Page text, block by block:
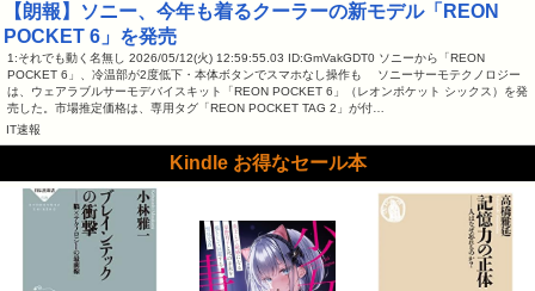
【朗報】ソニー、今年も着るクーラーの新モデル「REON
POCKET 6」を発売
1:それでも動く名無し 2026/05/12(火) 12:59:55.03 ID:GmVakGDT0 ソニーから「REON
POCKET 6」、冷温部が2度低下・本体ボタンでスマホなし操作も ソニーサーモテクノロジー
は、ウェアラブルサーモデバイスキット「REON POCKET 6」（レオンポケット シックス）を発
売した。市場推定価格は、専用タグ「REON POCKET TAG 2」が付…
IT速報
Kindle お得なセール本